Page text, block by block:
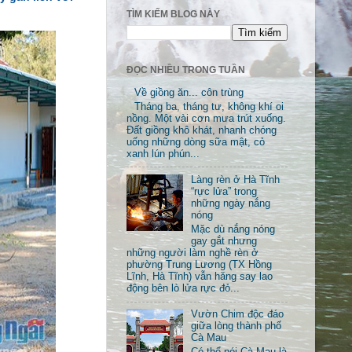
TÌM KIẾM BLOG NÀY
ĐỌC NHIỀU TRONG TUẦN
Về giồng ăn... côn trùng
Tháng ba, tháng tư, không khí oi
nồng. Một vài cơn mưa trút xuống.
Đất giồng khô khát, nhanh chóng
uống những dòng sữa mật, cỏ
xanh lún phún...
Làng rèn ở Hà Tĩnh
“rực lửa” trong
những ngày nắng
nóng
Mặc dù nắng nóng
gay gắt nhưng
những người làm nghề rèn ở
phường Trung Lương (TX Hồng
Lĩnh, Hà Tĩnh) vẫn hăng say lao
động bên lò lửa rực đỏ...
Vườn Chim độc đáo
giữa lòng thành phố
Cà Mau